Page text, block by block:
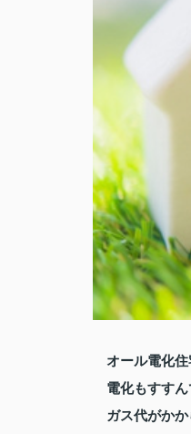
オール電化
電化もすすん
ガス代がか